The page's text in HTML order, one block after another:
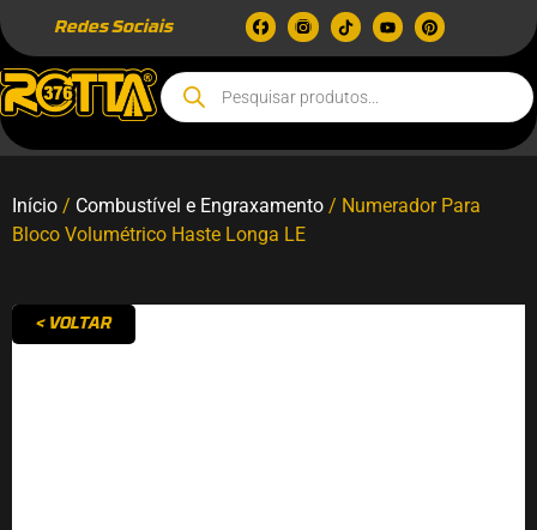
Redes Sociais
Início / Combustível e Engraxamento / Numerador Para
Bloco Volumétrico Haste Longa LE
< VOLTAR